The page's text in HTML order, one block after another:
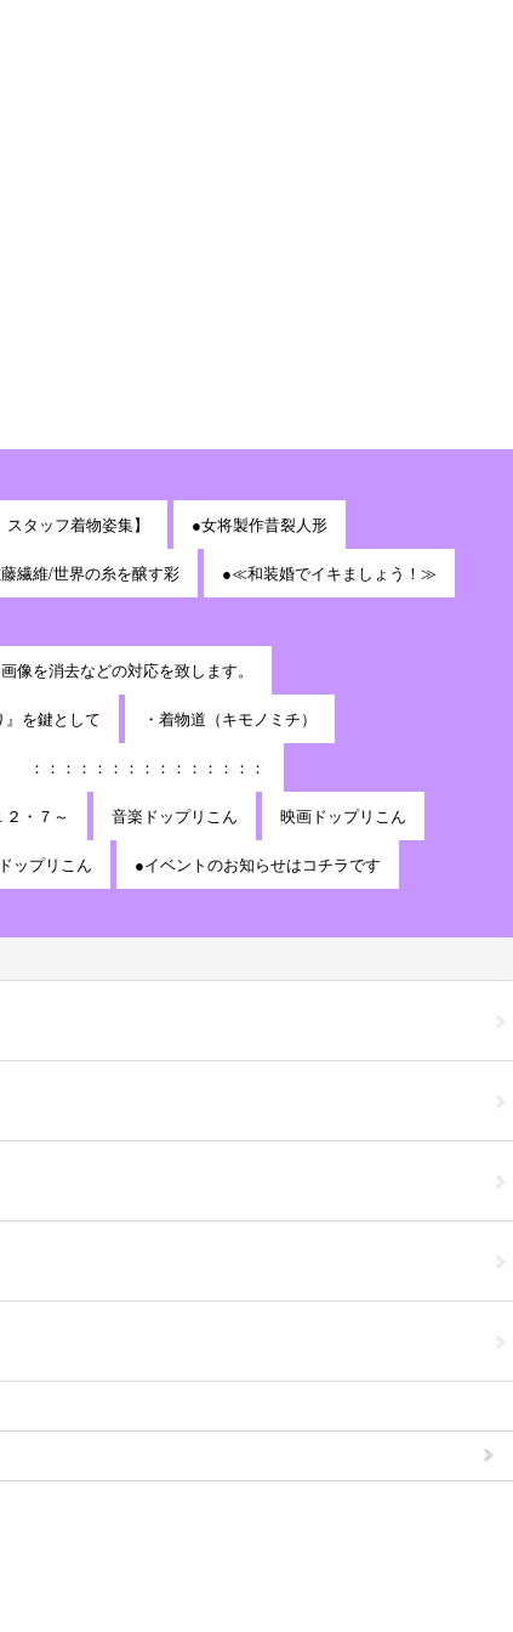
スタッフ着物姿集】 ●女将製作昔裂人形
繊維/世界の糸を醸す彩 ●≪和装婚でイキましょう！≫
を消去などの対応を致します。
を鍵として ・着物道（キモノミチ）
：：：：：：：：：：：：：
・７～ 音楽ドップリこん 映画ドップリこん
ップリこん ●イベントのお知らせはコチラです